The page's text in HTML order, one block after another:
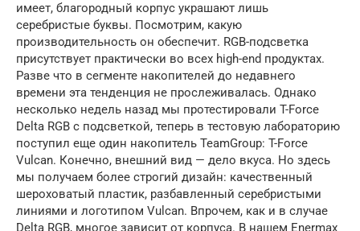
имеет, благородный корпус украшают лишь
серебристые буквы. Посмотрим, какую
производительность он обеспечит. RGB-подсветка
присутствует практически во всех high-end продуктах.
Разве что в сегменте накопителей до недавнего
времени эта тенденция не прослеживалась. Однако
несколько недель назад мы протестировали T-Force
Delta RGB с подсветкой, теперь в тестовую лабораторию
поступил еще один накопитель TeamGroup: T-Force
Vulcan. Конечно, внешний вид — дело вкуса. Но здесь
мы получаем более строгий дизайн: качественный
шероховатый пластик, разбавленный серебристыми
линиями и логотипом Vulcan. Впрочем, как и в случае
Delta RGB, многое зависит от корпуса. В нашем Enermax